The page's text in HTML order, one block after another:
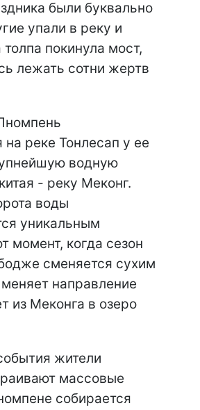
были буквально
упали в реку и
толпа покинула мост,
лежать сотни жертв
на реке Тонлесап у ее
водную
- реку Меконг.
воды
уникальным
момент, когда сезон
сменяется сухим
направление
из Меконга в озеро
жители
массовые
собирается